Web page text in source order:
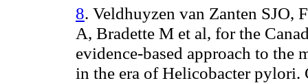
8. Veldhuyzen van Zanten
A, Bradette M et al, for the
evidence-based approach to the
in the era of Helicobacter